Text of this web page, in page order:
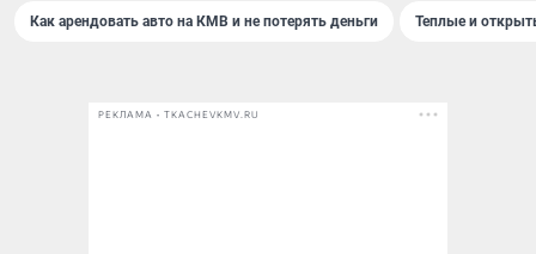
Как арендовать авто на КМВ и не потерять деньги Теплые и
РЕКЛАМА • TKACHEVKMV.RU